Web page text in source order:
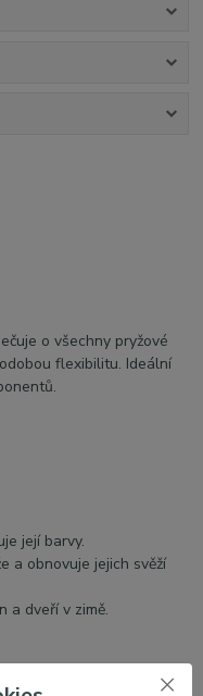
o všechny pryžové
flexibilitu. Ideální
její barvy.
a obnovuje jejich svěží
a dveří v zimě.